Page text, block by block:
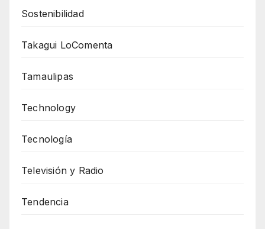
Sostenibilidad
Takagui LoComenta
Tamaulipas
Technology
Tecnología
Televisión y Radio
Tendencia